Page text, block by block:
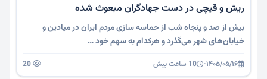
ریش و قیچی در دست جهادگران مبعوث شده
بیش از صد و پنجاه شب از حماسه سازی مردم ایران در میادین و
خیابان‌های شهر می‌گذرد و هرکدام به سهم خود …
۱۴۰۵/۰۵/۱۶· 10 ساعت پیش